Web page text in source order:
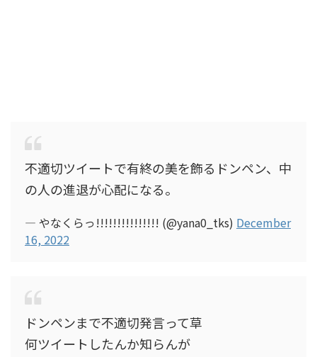
不適切ツイートで有終の美を飾るドンペン、中
の人の進退が心配になる。
— やなくらっ!!!!!!!!!!!!!!! (@yana0_tks) December
16, 2022
ドンペンまで不適切発言って草
何ツイートしたんか知らんが